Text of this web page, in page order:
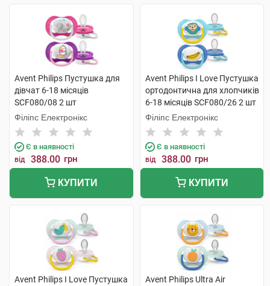
Avent Philips Пустушка для
дівчат 6-18 місяців
SCF080/08 2 шт
Філіпс Електронікс
Є в наявності
від 388.00 грн
КУПИТИ
Avent Philips I Love Пустушка
ортодонтична для хлопчиків
6-18 місяців SCF080/26 2 шт
Філіпс Електронікс
Є в наявності
від 388.00 грн
КУПИТИ
Avent Philips I Love Пустушка
Avent Philips Ultra Air